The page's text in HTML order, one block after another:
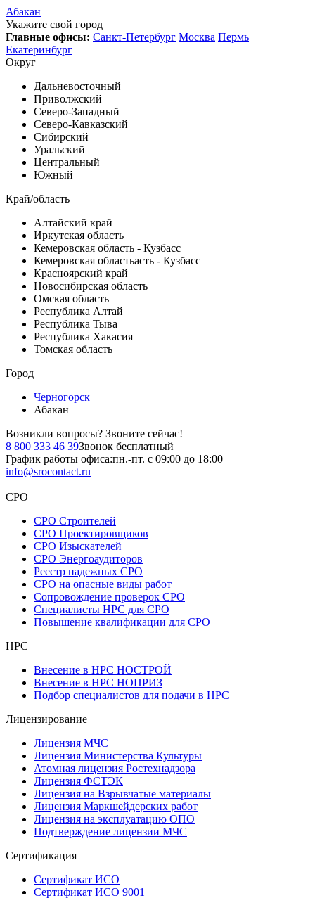
Абакан
Укажите свой город
Главные офисы: Санкт-Петербург Москва Пермь
Екатеринбург
Округ
Дальневосточный
Приволжский
Северо-Западный
Северо-Кавказский
Сибирский
Уральский
Центральный
Южный
Край/область
Алтайский край
Иркутская область
Кемеровская область - Кузбасс
Кемеровская областьасть - Кузбасс
Красноярский край
Новосибирская область
Омская область
Республика Алтай
Республика Тыва
Республика Хакасия
Томская область
Город
Черногорск
Абакан
Возникли вопросы? Звоните сейчас!
8 800 333 46 39Звонок бесплатный
График работы офиса:пн.-пт. с 09:00 до 18:00
info@srocontact.ru
СРО
СРО Строителей
СРО Проектировщиков
СРО Изыскателей
СРО Энергоаудиторов
Реестр надежных СРО
СРО на опасные виды работ
Сопровождение проверок СРО
Специалисты НРС для СРО
Повышение квалификации для СРО
НРС
Внесение в НРС НОСТРОЙ
Внесение в НРС НОПРИЗ
Подбор специалистов для подачи в НРС
Лицензирование
Лицензия МЧС
Лицензия Министерства Культуры
Атомная лицензия Ростехнадзора
Лицензия ФСТЭК
Лицензия на Взрывчатые материалы
Лицензия Маркшейдерских работ
Лицензия на эксплуатацию ОПО
Подтверждение лицензии МЧС
Сертификация
Сертификат ИСО
Сертификат ИСО 9001